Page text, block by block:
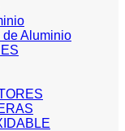
de Aluminio